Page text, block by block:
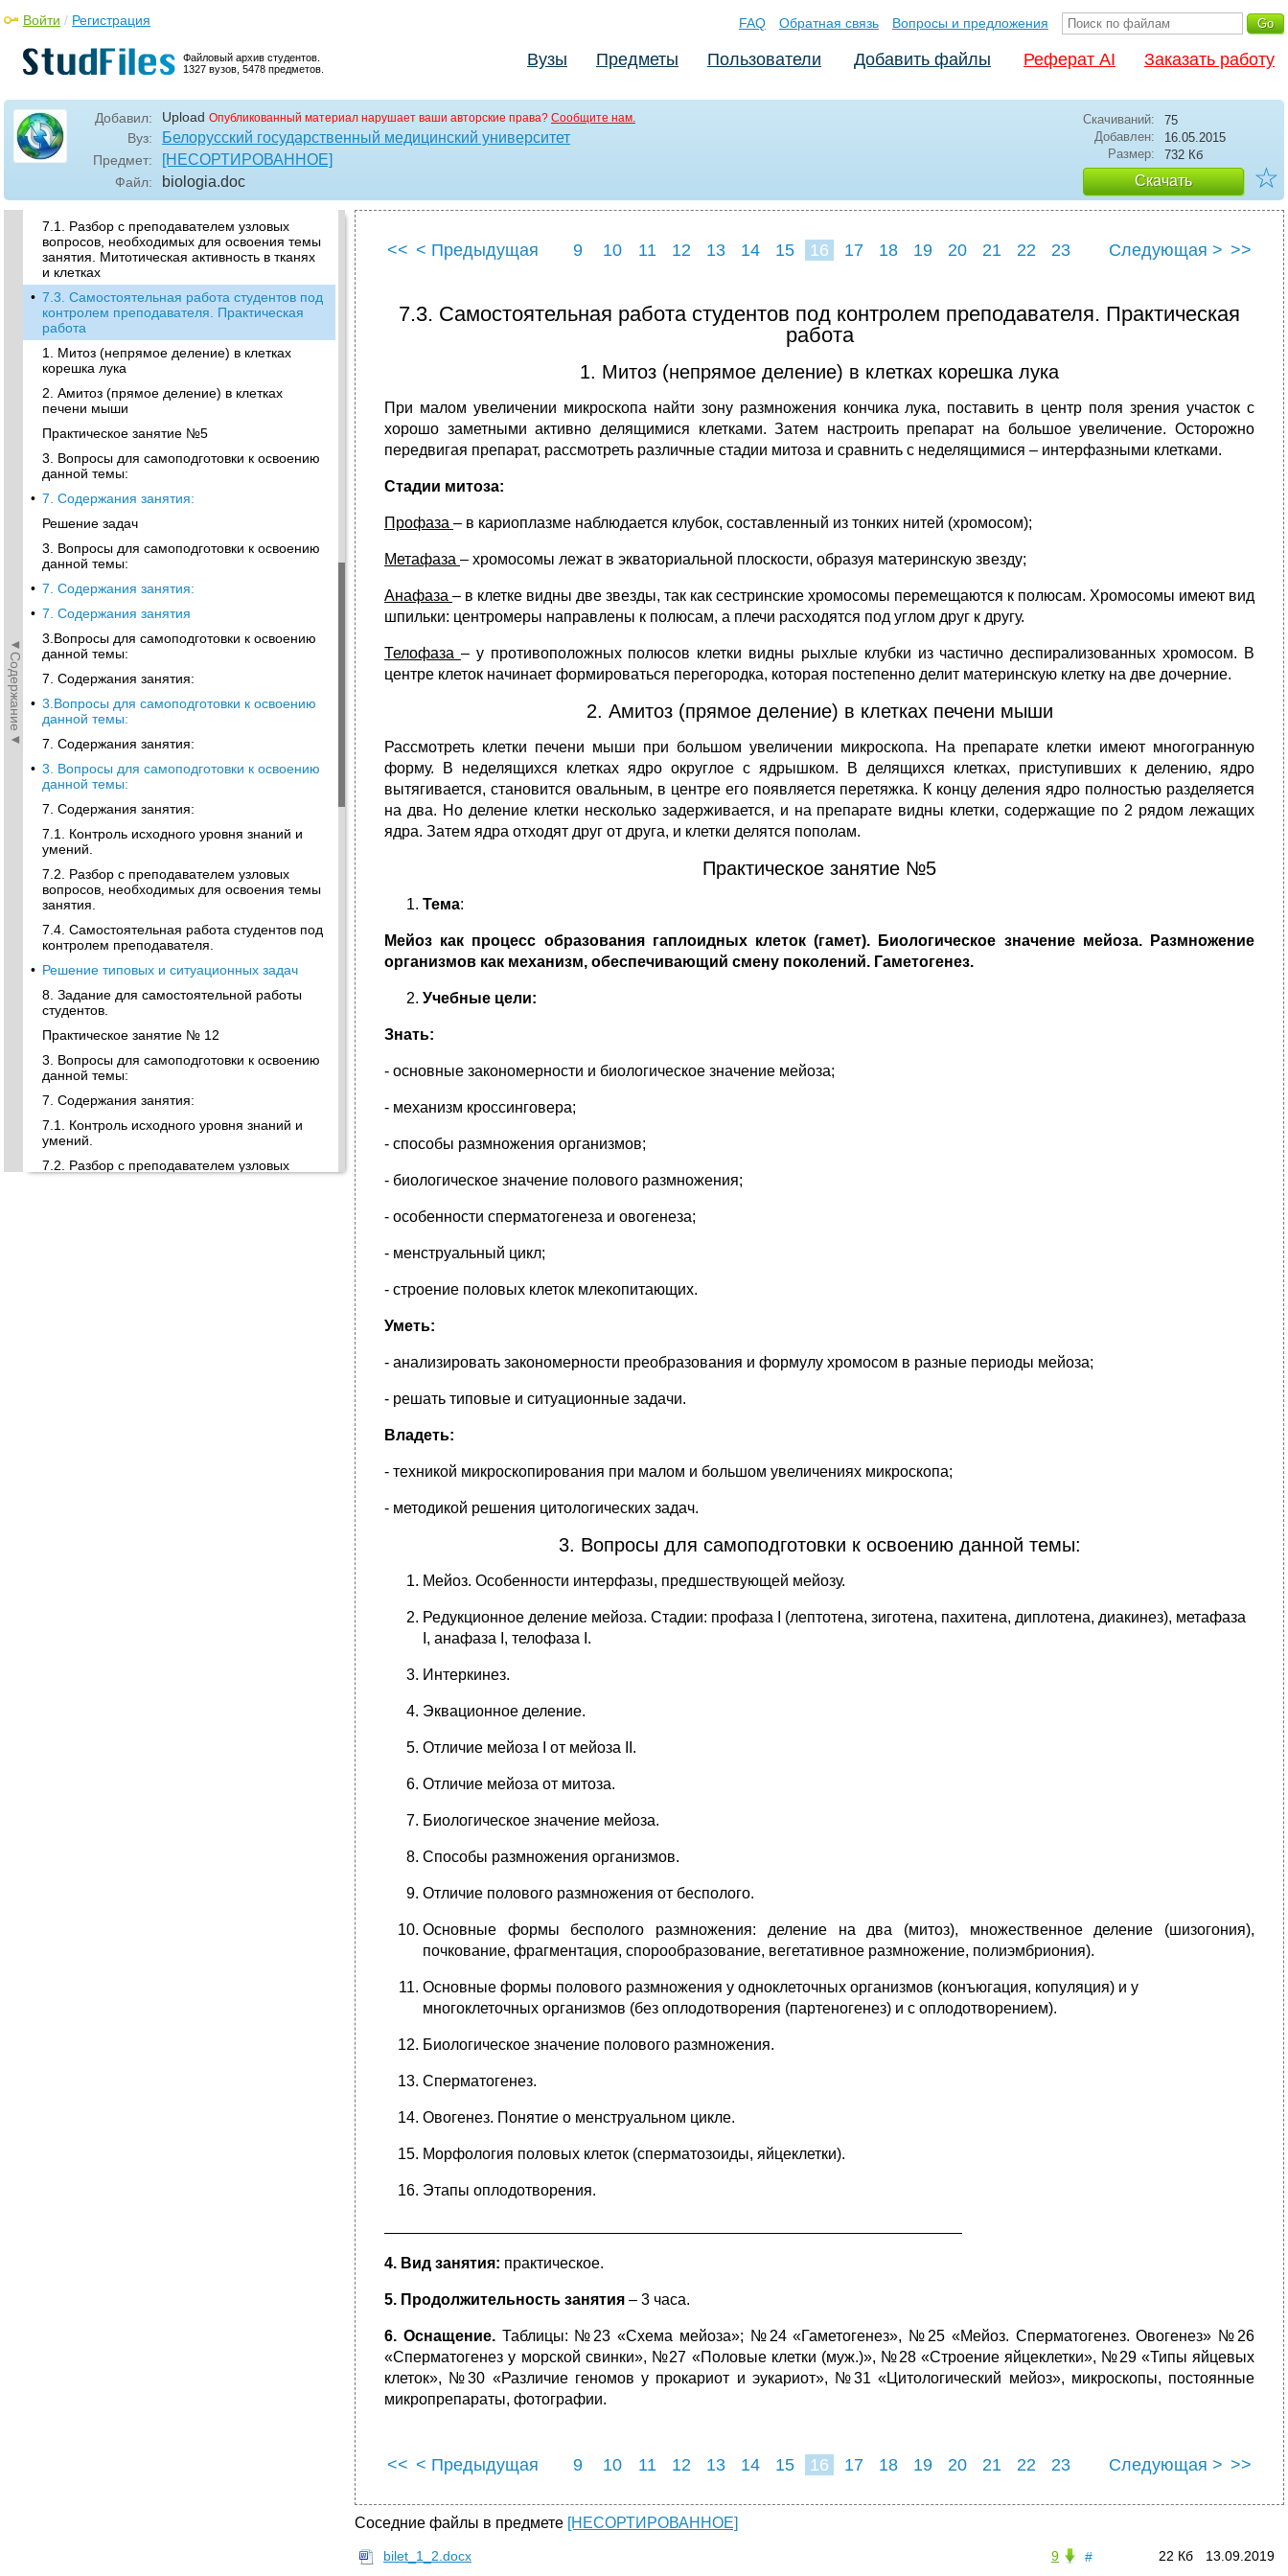
Файловый архив студентов.
1327 вузов, 5478 предметов.
Войти / Регистрация FAQ Обратная связь Вопросы и предложения
Вузы Предметы Пользователи Добавить файлы Реферат AI Заказать работу
Добавил: Upload Опубликованный материал нарушает ваши авторские права? Сообщите нам.
Вуз: Белорусский государственный медицинский университет
Предмет: [НЕСОРТИРОВАННОЕ]
Файл: biologia.doc
Скачиваний:
75
Добавлен:
16.05.2015
Размер:
732 Кб
Скачать ☆
◄Содержание◄
4. Микроскопический анализ постоянного
Практическая работа №1 Работа с
электронными микрофотографиями:
1. Рибосомы
• 2. Гранулярная эндоплазматическая сеть
Цитоплазматические микротрубочки
Практическое занятие № 4
• 7. Содержания занятия:
7.1. Разбор с преподавателем узловых
вопросов, необходимых для освоения темы
занятия. Митотическая активность в тканях
и клетках
• 7.3. Самостоятельная работа студентов под
контролем преподавателя. Практическая
работа
1. Митоз (непрямое деление) в клетках
корешка лука
2. Амитоз (прямое деление) в клетках
печени мыши
Практическое занятие №5
3. Вопросы для самоподготовки к освоению
данной темы:
• 7. Содержания занятия:
Решение задач
3. Вопросы для самоподготовки к освоению
данной темы:
• 7. Содержания занятия:
• 7. Содержания занятия
3.Вопросы для самоподготовки к освоению
данной темы:
7. Содержания занятия:
• 3.Вопросы для самоподготовки к освоению
данной темы:
7. Содержания занятия:
• 3. Вопросы для самоподготовки к освоению
данной темы:
7. Содержания занятия:
7.1. Контроль исходного уровня знаний и
умений.
7.2. Разбор с преподавателем узловых
вопросов, необходимых для освоения темы
занятия.
7.4. Самостоятельная работа студентов под
контролем преподавателя.
• Решение типовых и ситуационных задач
8. Задание для самостоятельной работы
студентов.
Практическое занятие № 12
3. Вопросы для самоподготовки к освоению
данной темы:
7. Содержания занятия:
7.1. Контроль исходного уровня знаний и
умений.
7.2. Разбор с преподавателем узловых
___________________________________________________________
<< < Предыдущая 9 10 11 12 13 14 15 16 17 18 19 20 21 22
23
Следующая > >>
7.3. Самостоятельная работа студентов под контролем преподавателя. Практическая
работа
1. Митоз (непрямое деление) в клетках корешка лука
При малом увеличении микроскопа найти зону размножения кончика лука, поставить в центр поля зрения участок с
хорошо заметными активно делящимися клетками. Затем настроить препарат на большое увеличение. Осторожно
передвигая препарат, рассмотреть различные стадии митоза и сравнить с неделящимися – интерфазными клетками.
Стадии митоза:
Профаза – в кариоплазме наблюдается клубок, составленный из тонких нитей (хромосом);
Метафаза – хромосомы лежат в экваториальной плоскости, образуя материнскую звезду;
Анафаза – в клетке видны две звезды, так как сестринские хромосомы перемещаются к полюсам. Хромосомы имеют вид
шпильки: центромеры направлены к полюсам, а плечи расходятся под углом друг к другу.
Телофаза – у противоположных полюсов клетки видны рыхлые клубки из частично деспирализованных хромосом. В
центре клеток начинает формироваться перегородка, которая постепенно делит материнскую клетку на две дочерние.
2. Амитоз (прямое деление) в клетках печени мыши
Рассмотреть клетки печени мыши при большом увеличении микроскопа. На препарате клетки имеют многогранную
форму. В неделящихся клетках ядро округлое с ядрышком. В делящихся клетках, приступивших к делению, ядро
вытягивается, становится овальным, в центре его появляется перетяжка. К концу деления ядро полностью разделяется
на два. Но деление клетки несколько задерживается, и на препарате видны клетки, содержащие по 2 рядом лежащих
ядра. Затем ядра отходят друг от друга, и клетки делятся пополам.
Практическое занятие №5
Тема:
Мейоз как процесс образования гаплоидных клеток (гамет). Биологическое значение мейоза. Размножение
организмов как механизм, обеспечивающий смену поколений. Гаметогенез.
Учебные цели:
Знать:
- основные закономерности и биологическое значение мейоза;
- механизм кроссинговера;
- способы размножения организмов;
- биологическое значение полового размножения;
- особенности сперматогенеза и овогенеза;
- менструальный цикл;
- строение половых клеток млекопитающих.
Уметь:
- анализировать закономерности преобразования и формулу хромосом в разные периоды мейоза;
- решать типовые и ситуационные задачи.
Владеть:
- техникой микроскопирования при малом и большом увеличениях микроскопа;
- методикой решения цитологических задач.
3. Вопросы для самоподготовки к освоению данной темы:
Мейоз. Особенности интерфазы, предшествующей мейозу.
Редукционное деление мейоза. Стадии: профаза I (лептотена, зиготена, пахитена, диплотена, диакинез), метафаза
I, анафаза I, телофаза I.
Интеркинез.
Эквационное деление.
Отличие мейоза I от мейоза II.
Отличие мейоза от митоза.
Биологическое значение мейоза.
Способы размножения организмов.
Отличие полового размножения от бесполого.
Основные формы бесполого размножения: деление на два (митоз), множественное деление (шизогония),
почкование, фрагментация, спорообразование, вегетативное размножение, полиэмбриония).
Основные формы полового размножения у одноклеточных организмов (конъюгация, копуляция) и у
многоклеточных организмов (без оплодотворения (партеногенез) и с оплодотворением).
Биологическое значение полового размножения.
Сперматогенез.
Овогенез. Понятие о менструальном цикле.
Морфология половых клеток (сперматозоиды, яйцеклетки).
Этапы оплодотворения.
4. Вид занятия: практическое.
5. Продолжительность занятия – 3 часа.
6. Оснащение. Таблицы: №23 «Схема мейоза»; №24 «Гаметогенез», №25 «Мейоз. Сперматогенез. Овогенез» №26
«Сперматогенез у морской свинки», №27 «Половые клетки (муж.)», №28 «Строение яйцеклетки», №29 «Типы яйцевых
клеток», №30 «Различие геномов у прокариот и эукариот», №31 «Цитологический мейоз», микроскопы, постоянные
микропрепараты, фотографии.
<< < Предыдущая 9 10 11 12 13 14 15 16 17 18 19 20 21 22
23
Следующая > >>
Соседние файлы в предмете [НЕСОРТИРОВАННОЕ]
# 13.09.2019
22 Кб
9
bilet_1_2.docx